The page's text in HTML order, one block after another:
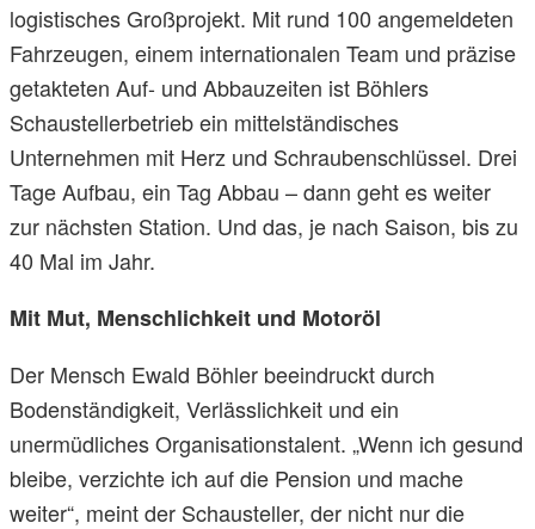
logistisches Großprojekt. Mit rund 100 angemeldeten
Fahrzeugen, einem internationalen Team und präzise
getakteten Auf- und Abbauzeiten ist Böhlers
Schaustellerbetrieb ein mittelständisches
Unternehmen mit Herz und Schraubenschlüssel. Drei
Tage Aufbau, ein Tag Abbau – dann geht es weiter
zur nächsten Station. Und das, je nach Saison, bis zu
40 Mal im Jahr.
Mit Mut, Menschlichkeit und Motoröl
Der Mensch Ewald Böhler beeindruckt durch
Bodenständigkeit, Verlässlichkeit und ein
unermüdliches Organisationstalent. „Wenn ich gesund
bleibe, verzichte ich auf die Pension und mache
weiter“, meint der Schausteller, der nicht nur die